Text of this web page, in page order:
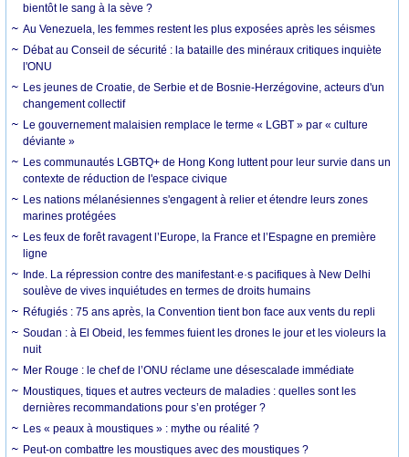
bientôt le sang à la sève ?
Au Venezuela, les femmes restent les plus exposées après les séismes
Débat au Conseil de sécurité : la bataille des minéraux critiques inquiète
l'ONU
Les jeunes de Croatie, de Serbie et de Bosnie-Herzégovine, acteurs d'un
changement collectif
Le gouvernement malaisien remplace le terme « LGBT » par « culture
déviante »
Les communautés LGBTQ+ de Hong Kong luttent pour leur survie dans un
contexte de réduction de l'espace civique
Les nations mélanésiennes s'engagent à relier et étendre leurs zones
marines protégées
Les feux de forêt ravagent l’Europe, la France et l’Espagne en première
ligne
Inde. La répression contre des manifestant·e·s pacifiques à New Delhi
soulève de vives inquiétudes en termes de droits humains
Réfugiés : 75 ans après, la Convention tient bon face aux vents du repli
Soudan : à El Obeid, les femmes fuient les drones le jour et les violeurs la
nuit
Mer Rouge : le chef de l’ONU réclame une désescalade immédiate
Moustiques, tiques et autres vecteurs de maladies : quelles sont les
dernières recommandations pour s’en protéger ?
Les « peaux à moustiques » : mythe ou réalité ?
Peut-on combattre les moustiques avec des moustiques ?